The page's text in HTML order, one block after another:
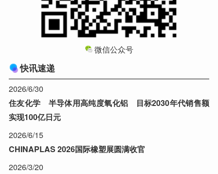
微信公众号
快讯速递
2026/6/30
住友化学 半导体用高纯度氧化铝 目标2030年代销售额
实现100亿日元
2026/6/15
CHINAPLAS 2026国际橡塑展圆满收官
2026/3/20